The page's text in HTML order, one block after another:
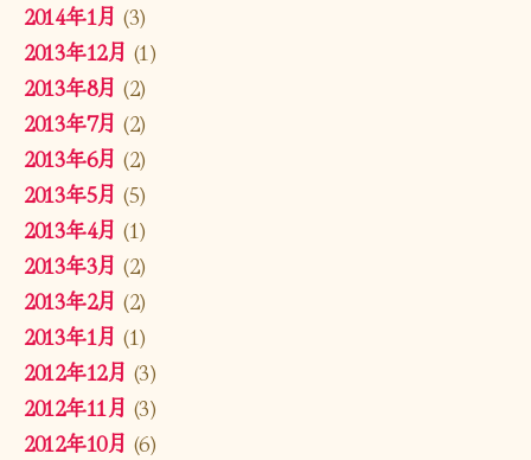
2014年1月 (3)
2013年12月 (1)
2013年8月 (2)
2013年7月 (2)
2013年6月 (2)
2013年5月 (5)
2013年4月 (1)
2013年3月 (2)
2013年2月 (2)
2013年1月 (1)
2012年12月 (3)
2012年11月 (3)
2012年10月 (6)